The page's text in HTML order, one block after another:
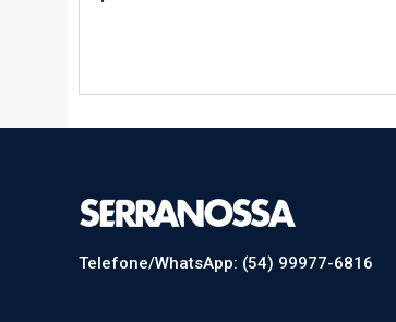
Telefone/WhatsApp: (54) 99977-6816